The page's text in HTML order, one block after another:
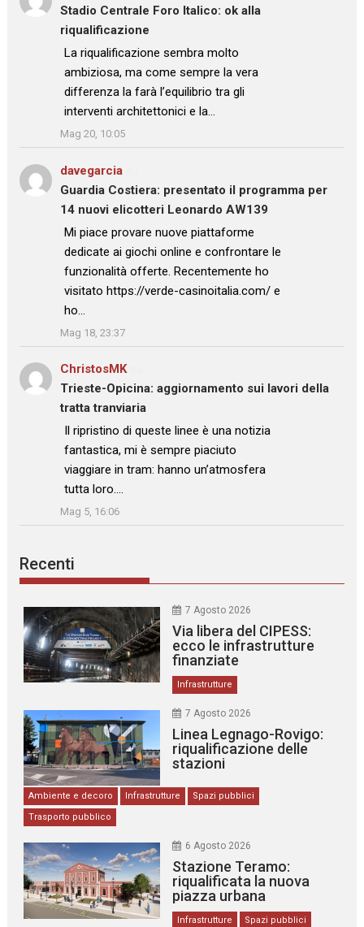
Stadio Centrale Foro Italico: ok alla
riqualificazione
: “La riqualificazione sembra molto
ambiziosa, ma come sempre la vera
differenza la farà l’equilibrio tra gli
interventi architettonici e la…
”
Mag 20, 10:05
davegarcia
Guardia Costiera: presentato il programma per
14 nuovi elicotteri Leonardo AW139
: “
Mi piace provare nuove piattaforme
dedicate ai giochi online e confrontare le
funzionalità offerte. Recentemente ho
visitato https://verde-casinoitalia.com/ e
ho…
”
Mag 18, 23:37
ChristosMKsu
Trieste-Opicina: aggiornamento sui lavori della
tratta tranviaria
: “
Il ripristino di queste linee è una notizia
fantastica, mi è sempre piaciuto
viaggiare in tram: hanno un’atmosfera
tutta loro.…
”
Mag 5, 16:06
Recenti
7 Agosto 2026
Via libera del CIPESS:
ecco le infrastrutture
finanziate
Infrastrutture
7 Agosto 2026
Linea Legnago-Rovigo:
riqualificazione delle
stazioni
Ambiente e decoro Infrastrutture
Spazi pubblici
Trasporto pubblico
6 Agosto 2026
Stazione Teramo:
riqualificata la nuova
piazza urbana
Infrastrutture Spazi pubblici